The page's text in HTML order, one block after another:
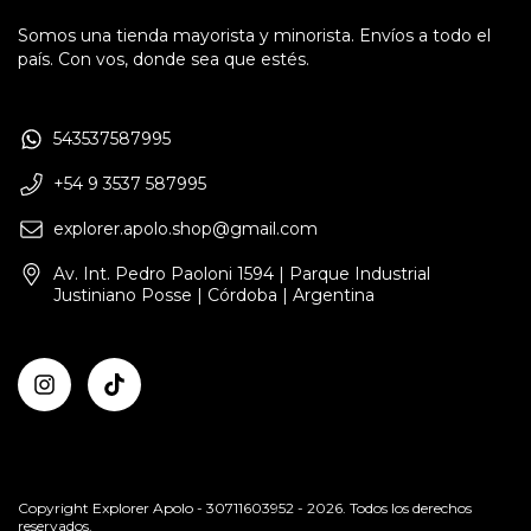
Somos una tienda mayorista y minorista. Envíos a todo el
país. Con vos, donde sea que estés.
543537587995
+54 9 3537 587995
explorer.apolo.shop@gmail.com
Av. Int. Pedro Paoloni 1594 | Parque Industrial
Justiniano Posse | Córdoba | Argentina
Copyright Explorer Apolo - 30711603952 - 2026. Todos los derechos
reservados.